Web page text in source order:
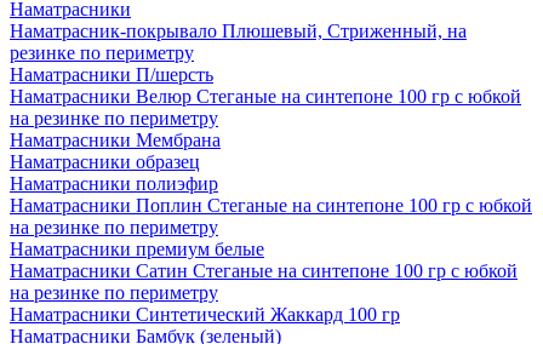
Наматрасники
Наматрасник-покрывало Плюшевый, Стриженный, на
резинке по периметру
Наматрасники П/шерсть
Наматрасники Велюр Стеганые на синтепоне 100 гр с юбкой
на резинке по периметру
Наматрасники Мембрана
Наматрасники образец
Наматрасники полиэфир
Наматрасники Поплин Стеганые на синтепоне 100 гр с юбкой
на резинке по периметру
Наматрасники премиум белые
Наматрасники Сатин Стеганые на синтепоне 100 гр с юбкой
на резинке по периметру
Наматрасники Синтетический Жаккард 100 гр
Наматрасники Бамбук (зеленый)